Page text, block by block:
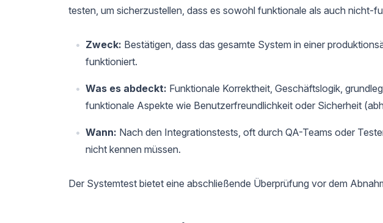
testen, um sicherzustellen, dass es sowohl funktionale als auch nicht-
Zweck: Bestätigen, dass das gesamte System in einer
funktioniert.
Was es abdeckt: Funktionale Korrektheit, Geschäftslogik,
funktionale Aspekte wie Benutzerfreundlichkeit oder Sicherheit
Wann: Nach den Integrationstests, oft durch QA-Teams oder
nicht kennen müssen.
Der Systemtest bietet eine abschließende Überprüfung vor dem